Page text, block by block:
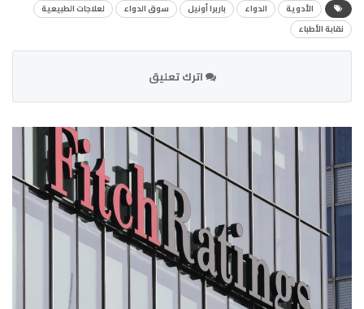
الأدوية الدواء باربرا أونيل سوق الدواء
لعلاجات الطبيعية
نقابة الأطباء
اترك تعليق